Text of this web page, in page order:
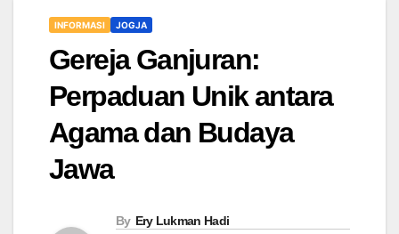
INFORMASI JOGJA
Gereja Ganjuran:
Perpaduan Unik antara
Agama dan Budaya
Jawa
By Ery Lukman Hadi